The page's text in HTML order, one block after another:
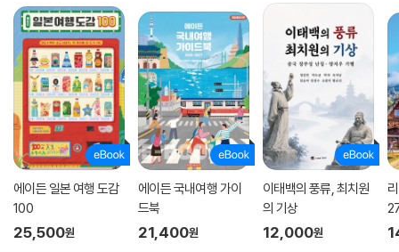
에이든 일본 여행 도감
100
25,500원
에이든 국내여행 가이
드북
21,400원
이태백의 풍류, 최치원
의 기상
12,000원